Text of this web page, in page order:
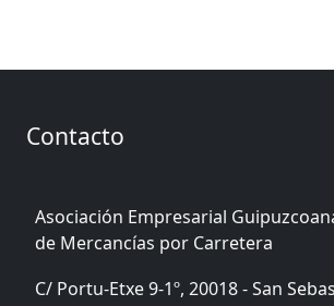
Contacto
Asociación Empresarial
de Mercancías por Carretera
C/ Portu-Etxe 9-1º, 20018 - San